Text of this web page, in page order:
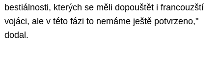
bestiálnosti, kterých se měli dopouštět i francouzští
vojáci, ale v této fázi to nemáme ještě potvrzeno,"
dodal.